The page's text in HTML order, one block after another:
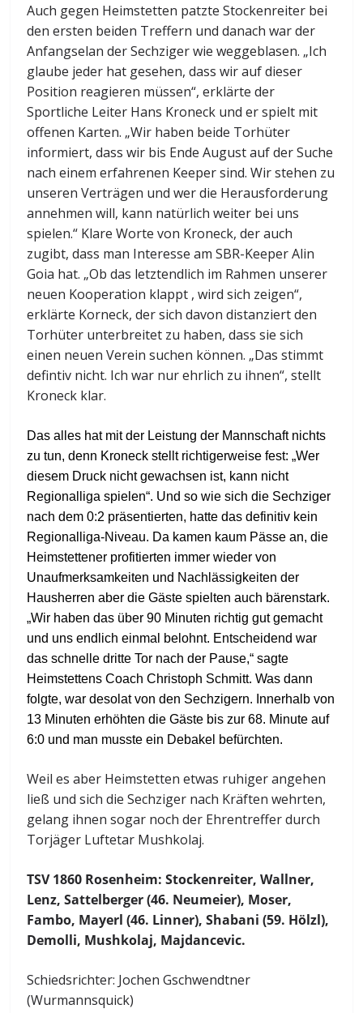
Auch gegen Heimstetten patzte Stockenreiter bei
den ersten beiden Treffern und danach war der
Anfangselan der Sechziger wie weggeblasen. „Ich
glaube jeder hat gesehen, dass wir auf dieser
Position reagieren müssen“, erklärte der
Sportliche Leiter Hans Kroneck und er spielt mit
offenen Karten. „Wir haben beide Torhüter
informiert, dass wir bis Ende August auf der Suche
nach einem erfahrenen Keeper sind. Wir stehen zu
unseren Verträgen und wer die Herausforderung
annehmen will, kann natürlich weiter bei uns
spielen.“ Klare Worte von Kroneck, der auch
zugibt, dass man Interesse am SBR-Keeper Alin
Goia hat. „Ob das letztendlich im Rahmen unserer
neuen Kooperation klappt , wird sich zeigen“,
erklärte Korneck, der sich davon distanziert den
Torhüter unterbreitet zu haben, dass sie sich
einen neuen Verein suchen können. „Das stimmt
defintiv nicht. Ich war nur ehrlich zu ihnen“, stellt
Kroneck klar.
Das alles hat mit der Leistung der Mannschaft nichts
zu tun, denn Kroneck stellt richtigerweise fest: „Wer
diesem Druck nicht gewachsen ist, kann nicht
Regionalliga spielen“. Und so wie sich die Sechziger
nach dem 0:2 präsentierten, hatte das definitiv kein
Regionalliga-Niveau. Da kamen kaum Pässe an, die
Heimstettener profitierten immer wieder von
Unaufmerksamkeiten und Nachlässigkeiten der
Hausherren aber die Gäste spielten auch bärenstark.
„Wir haben das über 90 Minuten richtig gut gemacht
und uns endlich einmal belohnt. Entscheidend war
das schnelle dritte Tor nach der Pause,“ sagte
Heimstettens Coach Christoph Schmitt. Was dann
folgte, war desolat von den Sechzigern. Innerhalb von
13 Minuten erhöhten die Gäste bis zur 68. Minute auf
6:0 und man musste ein Debakel befürchten.
Weil es aber Heimstetten etwas ruhiger angehen
ließ und sich die Sechziger nach Kräften wehrten,
gelang ihnen sogar noch der Ehrentreffer durch
Torjäger Luftetar Mushkolaj.
TSV 1860 Rosenheim: Stockenreiter, Wallner,
Lenz, Sattelberger (46. Neumeier), Moser,
Fambo, Mayerl (46. Linner), Shabani (59. Hölzl),
Demolli, Mushkolaj, Majdancevic.
Schiedsrichter: Jochen Gschwendtner
(Wurmannsquick)